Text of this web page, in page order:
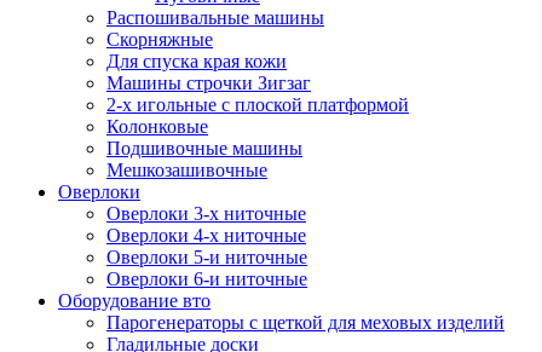
Распошивальные машины
Скорняжные
Для спуска края кожи
Машины строчки Зигзаг
2-х игольные с плоской платформой
Колонковые
Подшивочные машины
Мешкозашивочные
Оверлоки
Оверлоки 3-х ниточные
Оверлоки 4-х ниточные
Оверлоки 5-и ниточные
Оверлоки 6-и ниточные
Оборудование вто
Парогенераторы с щеткой для меховых изделий
Гладильные доски